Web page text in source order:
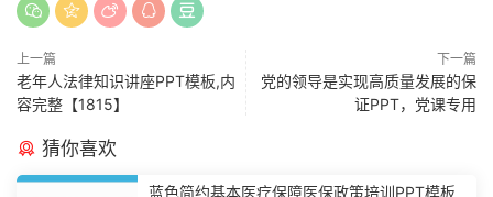
上一篇
老年人法律知识讲座PPT模板,内
容完整【1815】
下一篇
党的领导是实现高质量发展的保
证PPT，党课专用
猜你喜欢
蓝色简约基本医疗保障医保政策培训PPT模板